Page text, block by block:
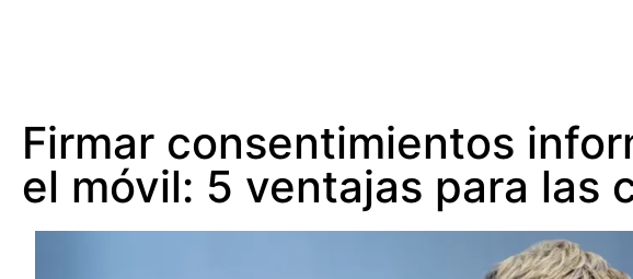
Firmar consentimientos
el móvil: 5 ventajas para las